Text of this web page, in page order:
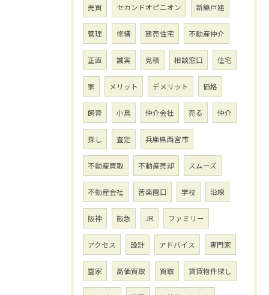
売買 セカンドオピニオン 新築戸建
管理 修繕 建売住宅 不動産仲介
正直 誠実 見積 相談窓口 住宅
家 メリット デメリット 価格
飼育 小鳥 仲介会社 売る 仲介
探し 査定 兵庫県西宮市
不動産買取 不動産売却 スムーズ
不動産会社 苦楽園口 学校 沿線
阪神 阪急 JR ファミリー
アクセス 設計 アドバイス 専門家
空家 高価買取 買取 賃貸物件探し